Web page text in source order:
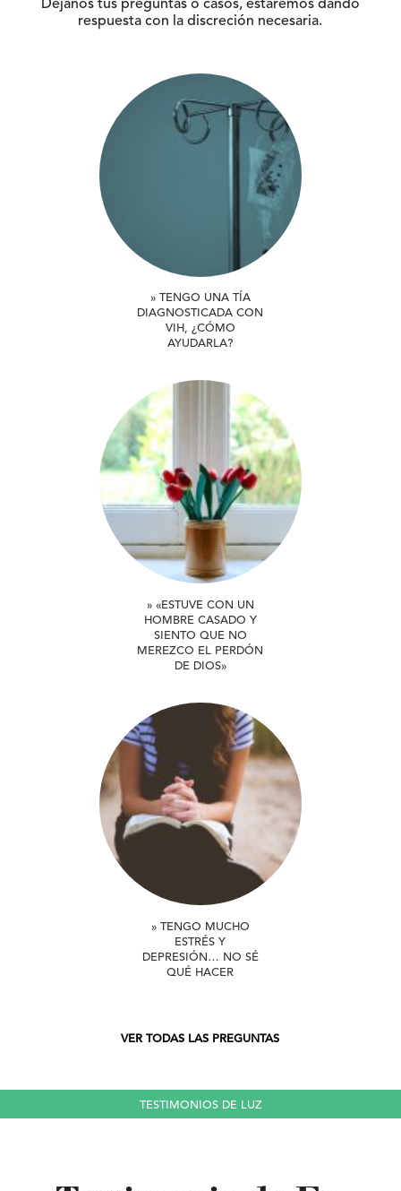
Déjanos tus preguntas o casos, estaremos dando
respuesta con la discreción necesaria.
» TENGO UNA TÍA
DIAGNOSTICADA CON
VIH, ¿CÓMO
AYUDARLA?
» «ESTUVE CON UN
HOMBRE CASADO Y
SIENTO QUE NO
MEREZCO EL PERDÓN
DE DIOS»
» TENGO MUCHO
ESTRÉS Y
DEPRESIÓN… NO SÉ
QUÉ HACER
VER TODAS LAS PREGUNTAS
TESTIMONIOS DE LUZ